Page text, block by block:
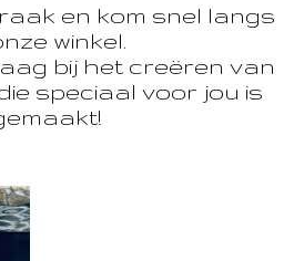
en kom snel langs
winkel.
bij het creëren van
speciaal voor jou is